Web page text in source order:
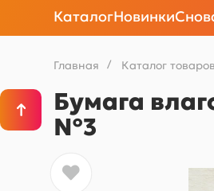
КаталогНовинки
Главная / Каталог товаров
Бумага
№3